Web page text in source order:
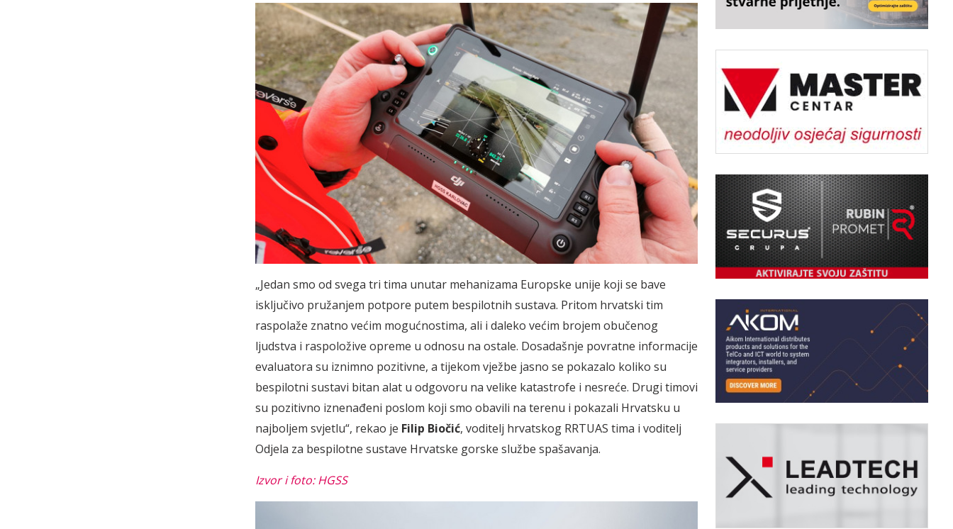
„Jedan smo od svega tri tima unutar mehanizama Europske unije koji se bave
isključivo pružanjem potpore putem bespilotnih sustava. Pritom hrvatski tim
raspolaže znatno većim mogućnostima, ali i daleko većim brojem obučenog
ljudstva i raspoložive opreme u odnosu na ostale. Dosadašnje povratne informacije
evaluatora su iznimno pozitivne, a tijekom vježbe jasno se pokazalo koliko su
bespilotni sustavi bitan alat u odgovoru na velike katastrofe i nesreće. Drugi timovi
su pozitivno iznenađeni poslom koji smo obavili na terenu i pokazali Hrvatsku u
najboljem svjetlu“, rekao je Filip Biočić, voditelj hrvatskog RRTUAS tima i voditelj
Odjela za bespilotne sustave Hrvatske gorske službe spašavanja.
Izvor i foto: HGSS